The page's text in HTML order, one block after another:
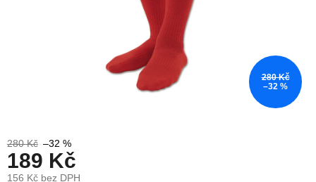
280 Kč
–32 %
280 Kč –32 %
189 Kč
156 Kč bez DPH